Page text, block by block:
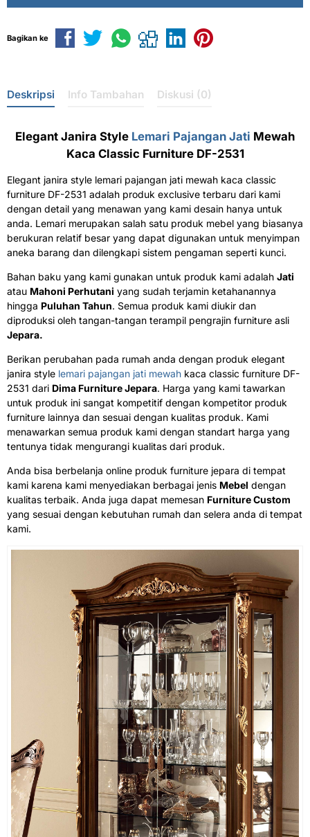
Bagikan ke
Deskripsi Info Tambahan Diskusi (0)
Elegant Janira Style Lemari Pajangan Jati Mewah
Kaca Classic Furniture DF-2531
Elegant janira style lemari pajangan jati mewah kaca classic
furniture DF-2531 adalah produk exclusive terbaru dari kami
dengan detail yang menawan yang kami desain hanya untuk
anda. Lemari merupakan salah satu produk mebel yang biasanya
berukuran relatif besar yang dapat digunakan untuk menyimpan
aneka barang dan dilengkapi sistem pengaman seperti kunci.
Bahan baku yang kami gunakan untuk produk kami adalah Jati
atau Mahoni Perhutani yang sudah terjamin ketahanannya
hingga Puluhan Tahun. Semua produk kami diukir dan
diproduksi oleh tangan-tangan terampil pengrajin furniture asli
Jepara.
Berikan perubahan pada rumah anda dengan produk elegant
janira style lemari pajangan jati mewah kaca classic furniture DF-
2531 dari Dima Furniture Jepara. Harga yang kami tawarkan
untuk produk ini sangat kompetitif dengan kompetitor produk
furniture lainnya dan sesuai dengan kualitas produk. Kami
menawarkan semua produk kami dengan standart harga yang
tentunya tidak mengurangi kualitas dari produk.
Anda bisa berbelanja online produk furniture jepara di tempat
kami karena kami menyediakan berbagai jenis Mebel dengan
kualitas terbaik. Anda juga dapat memesan Furniture Custom
yang sesuai dengan kebutuhan rumah dan selera anda di tempat
kami.